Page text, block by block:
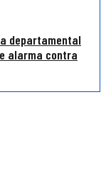
departamental
alarma contra